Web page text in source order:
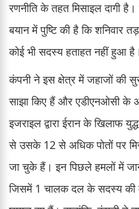
रणनीति के तहत मिसाइल दागी
बयान में पुष्टि की है कि
कोई भी सदस्य हताहत नहीं हुआ है।
कंपनी ने इस क्षेत्र में जहाजों की
साझा किए हैं और एडीएनओसी के
इजराइल द्वारा ईरान के खिलाफ
से उसके 12 से अधिक पोतों पर
जा चुके हैं। इन पिछले हमलों में
जिसमें 1 चालक दल के सदस्य की